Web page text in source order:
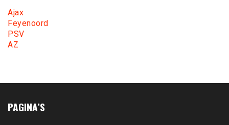
Ajax
Feyenoord
PSV
AZ
PAGINA’S